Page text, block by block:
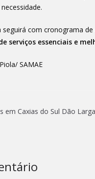
seguirá com cronograma
serviços essenciais e
SAMAE
em Caxias do Sul Dão